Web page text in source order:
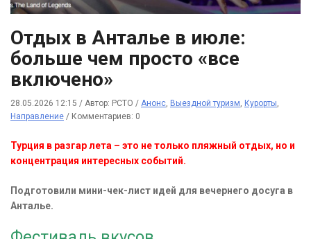
Отдых в Анталье в июле:
больше чем просто «все
включено»
28.05.2026 12:15 / Автор: РСТО / Анонс, Выездной туризм, Курорты,
Направление / Комментариев: 0
Турция в разгар лета – это не только пляжный отдых, но и
концентрация интересных событий.
Подготовили мини-чек-лист идей для вечернего досуга в
Анталье.